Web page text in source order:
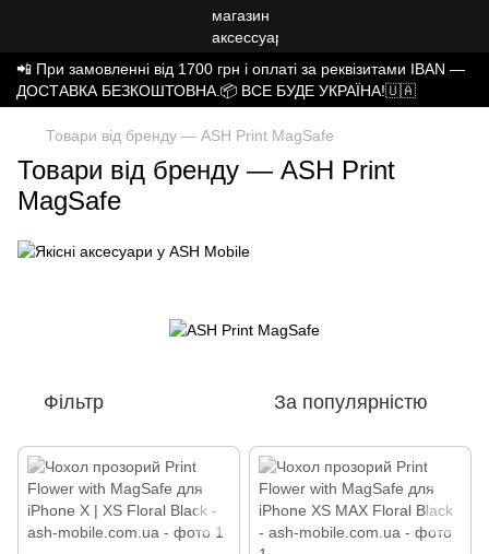
📲 При замовленні від 1700 грн і оплаті за реквізитами IBAN —
ДОСТАВКА БЕЗКОШТОВНА.📦 ВСЕ БУДЕ УКРАЇНА!🇺🇦
Товари від бренду — ASH Print MagSafe
Товари від бренду — ASH Print
MagSafe
Фільтр За популярністю